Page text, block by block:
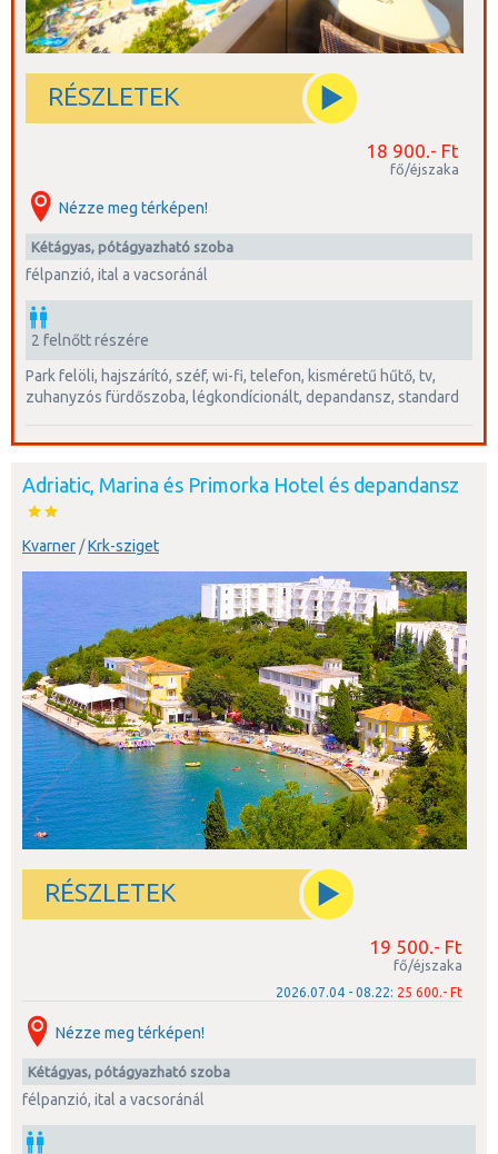
RÉSZLETEK
18 900.- Ft
fő/éjszaka
Nézze meg térképen!
kétágyas, pótágyazható szoba
félpanzió, ital a vacsoránál
2 felnőtt részére
park felöli, hajszárító, széf, wi-fi, telefon, kisméretű hűtő, tv,
zuhanyzós fürdőszoba, légkondícionált, depandansz, standard
Adriatic, Marina és Primorka Hotel és depandansz
Kvarner /Krk-sziget
RÉSZLETEK
19 500.- Ft
fő/éjszaka
2026.07.04 - 08.22: 25 600.- Ft
Nézze meg térképen!
kétágyas, pótágyazható szoba
félpanzió, ital a vacsoránál